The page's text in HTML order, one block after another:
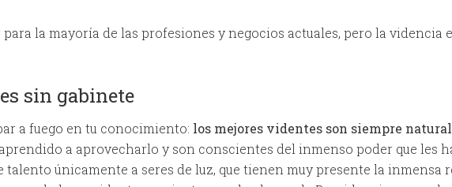
la mayoría de las profesiones y negocios actuales, pero la videncia
sin gabinete
a fuego en tu conocimiento: los mejores videntes son siempre
a aprovecharlo y son conscientes del inmenso poder que les
únicamente a seres de luz, que tienen muy presente la inmensa